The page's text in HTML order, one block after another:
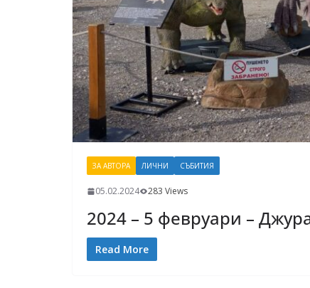
ЗА АВТОРА ЛИЧНИ СЪБИТИЯ
05.02.2024 283 Views
2024 – 5 февруари –
Read More